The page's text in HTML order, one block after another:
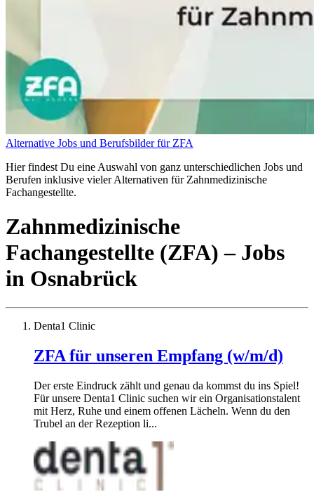
Alternative Jobs und Berufsbilder für ZFA
Hier findest Du eine Auswahl von ganz unterschiedlichen Jobs und
Berufen inklusive vieler Alternativen für Zahnmedizinische
Fachangestellte.
Zahnmedizinische
Fachangestellte (ZFA) – Jobs
in Osnabrück
Denta1 Clinic
ZFA für unseren Empfang (w/m/d)
Der erste Eindruck zählt und genau da kommst du ins Spiel!
Für unsere Denta1 Clinic suchen wir ein Organisationstalent
mit Herz, Ruhe und einem offenen Lächeln. Wenn du den
Trubel an der Rezeption li...